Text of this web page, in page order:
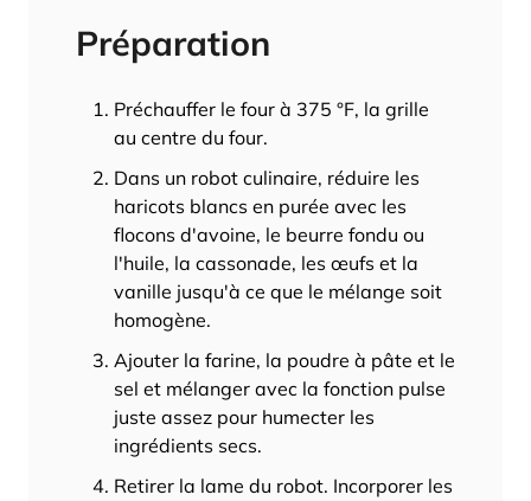
Préparation
Préchauffer le four à 375 °F, la grille
au centre du four.
Dans un robot culinaire, réduire les
haricots blancs en purée avec les
flocons d'avoine, le beurre fondu ou
l'huile, la cassonade, les œufs et la
vanille jusqu'à ce que le mélange soit
homogène.
Ajouter la farine, la poudre à pâte et le
sel et mélanger avec la fonction pulse
juste assez pour humecter les
ingrédients secs.
Retirer la lame du robot. Incorporer les